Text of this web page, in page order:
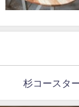
杉コースタ